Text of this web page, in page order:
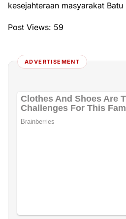
kesejahteraan masyarakat Batu
Post Views: 59
ADVERTISEMENT